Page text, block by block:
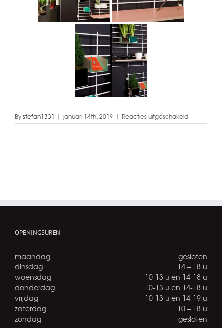
Bystefan1331 | januari 14th, 2019 | Reacties uitgeschakeldvoor
Interieur
OPENINGSUREN
maandag
gesloten
dinsdag
14 – 18 u
woensdag
10-13 u en 14-18 u
donderdag
10-13 u en 14-18 u
vrijdag
10-13 u en 14-19 u
zaterdag
10 – 18 u
zondag
gesloten